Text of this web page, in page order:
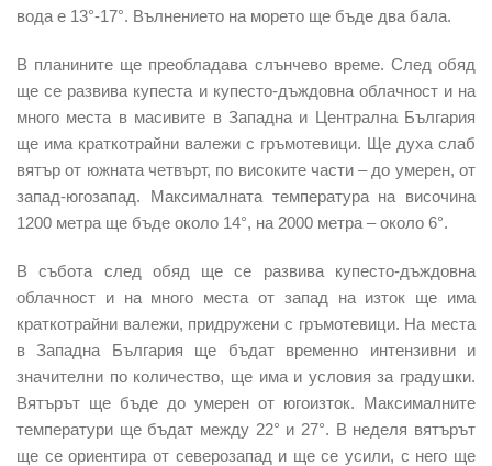
вода е 13°-17°. Вълнението на морето ще бъде два бала.
В планините ще преобладава слънчево време. След обяд
ще се развива купеста и купесто-дъждовна облачност и на
много места в масивите в Западна и Централна България
ще има краткотрайни валежи с гръмотевици. Ще духа слаб
вятър от южната четвърт, по високите части – до умерен, от
запад-югозапад. Максималната температура на височина
1200 метра ще бъде около 14°, на 2000 метра – около 6°.
В събота след обяд ще се развива купесто-дъждовна
облачност и на много места от запад на изток ще има
краткотрайни валежи, придружени с гръмотевици. На места
в Западна България ще бъдат временно интензивни и
значителни по количество, ще има и условия за градушки.
Вятърът ще бъде до умерен от югоизток. Максималните
температури ще бъдат между 22° и 27°. В неделя вятърът
ще се ориентира от северозапад и ще се усили, с него ще